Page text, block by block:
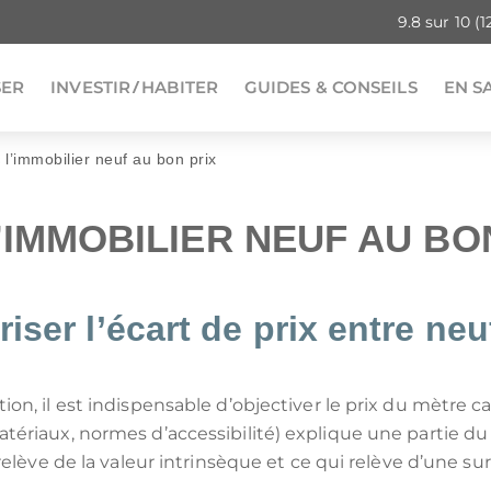
9.8 sur 10
INVESTIRHABITER GUIDES & CONSEILS EN
pour défiscaliser
CIOP (DROM)
CIIC (CORSE)
:
dans l'ancien
en outre-
FRANCHE-COMTÉ BRETAGNE
AQUITAINE OCCITANIE
GUYANE
CALÉDONIE POLYNÉSIE FRANÇAISE
le revenu (IR)
SON IFI INVESTISSEMENT LOCATIF
neuf au bon prix
NEUF AU
l’écart de prix entre
il est indispensable d’objectiver le prix du mètre
normes d’accessibilité) explique une partie
de la valeur intrinsèque et ce qui relève d’une